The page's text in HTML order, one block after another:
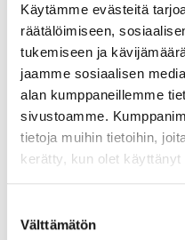
Käytämme evästeitä
räätälöimiseen,
tukemiseen ja
jaamme sosiaalisen
alan kumppaneillemme
sivustoamme.
tietoja muihin tietoihin,
kerätty, kun olet käyttänyt
valinta
Välttämätön
vahvistaa
jatkuvuutta uhkaavien
liiketoimintansa
Kauppakamarit
jatkuvuuden LUJAT -
Ajankohtainen striimi
8.30- 8.35